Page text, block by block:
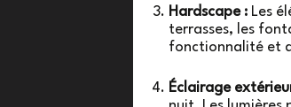
Hardscape : Les
terrasses, les
fonctionnalité et
Éclairage